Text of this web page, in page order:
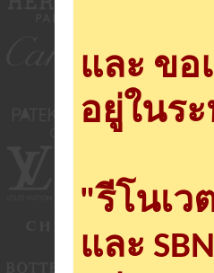
และ ขอ
อยู่ในร
"รีโนเว
และ